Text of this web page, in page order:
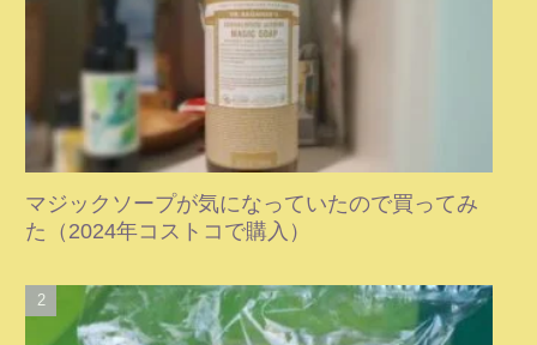
マジックソープが気になっていたので買ってみ
た（2024年コストコで購入）